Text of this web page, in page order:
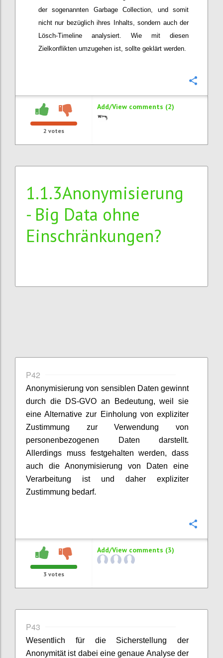
der sogenannten Garbage Collection, und somit
nicht nur bezüglich ihres Inhalts, sondern auch der
Lösch-Timeline analysiert. Wie mit diesen
Zielkonflikten umzugehen ist, sollte geklärt werden.
2 votes
Add/View comments (2)
1.1.3Anonymisierung
- Big Data ohne
Einschränkungen?
P42
Anonymisierung von sensiblen Daten gewinnt
durch die DS-GVO an Bedeutung, weil sie
eine Alternative zur Einholung von expliziter
Zustimmung zur Verwendung von
personenbezogenen Daten darstellt.
Allerdings muss festgehalten werden, dass
auch die Anonymisierung von Daten eine
Verarbeitung ist und daher expliziter
Zustimmung bedarf.
3 votes
Add/View comments (3)
P43
Wesentlich für die Sicherstellung der
Anonymität ist dabei eine genaue Analyse der